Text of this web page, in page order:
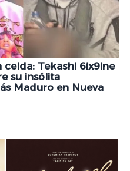
celda: Tekashi 6ix9ine
su insólita
Maduro en Nueva